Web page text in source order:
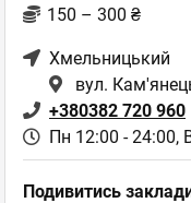
150 – 300 ₴
Хмельницький
вул.
+380382 720 960
Пн 12:00 - 24:00,
Подивитись